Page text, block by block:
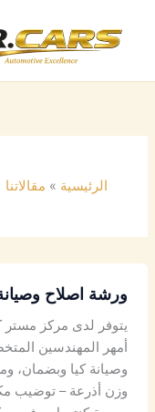
المحتوى
الرئيسية مقالاتنا
ورشة اصلاح
يتوفر لدى مركز مستر
أمهر المهندسين
وصيانة كيا وبضمان،
وزن أذرعة – توضيب